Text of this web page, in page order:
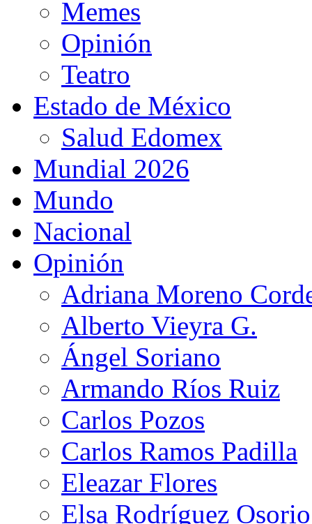
Memes
Opinión
Teatro
Estado de México
Salud Edomex
Mundial 2026
Mundo
Nacional
Opinión
Adriana Moreno
Alberto Vieyra G.
Ángel Soriano
Armando Ríos Ruiz
Carlos Pozos
Carlos Ramos Padilla
Eleazar Flores
Elsa Rodríguez Osorio